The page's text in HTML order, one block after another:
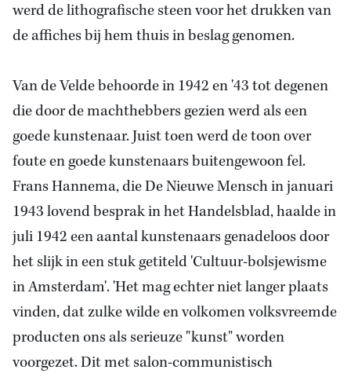
werd de lithografische steen voor het drukken van
de affiches bij hem thuis in beslag genomen.
Van de Velde behoorde in 1942 en '43 tot degenen
die door de machthebbers gezien werd als een
goede kunstenaar. Juist toen werd de toon over
foute en goede kunstenaars buitengewoon fel.
Frans Hannema, die De Nieuwe Mensch in januari
1943 lovend besprak in het Handelsblad, haalde in
juli 1942 een aantal kunstenaars genadeloos door
het slijk in een stuk getiteld 'Cultuur-bolsjewisme
in Amsterdam'. 'Het mag echter niet langer plaats
vinden, dat zulke wilde en volkomen volksvreemde
producten ons als serieuze "kunst" worden
voorgezet. Dit met salon-communistisch